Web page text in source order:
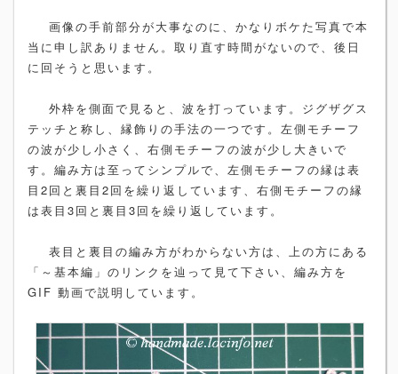
画像の手前部分が大事なのに、かなりボケた写真で本
当に申し訳ありません。取り直す時間がないので、後日
に回そうと思います。
外枠を側面で見ると、波を打っています。ジグザグス
テッチと称し、縁飾りの手法の一つです。左側モチーフ
の波が少し小さく、右側モチーフの波が少し大きいで
す。編み方は至ってシンプルで、左側モチーフの縁は表
目2回と裏目2回を繰り返しています、右側モチーフの縁
は表目3回と裏目3回を繰り返しています。
表目と裏目の編み方がわからない方は、上の方にある
「～基本編」のリンクを辿って見て下さい、編み方を
GIF 動画で説明しています。